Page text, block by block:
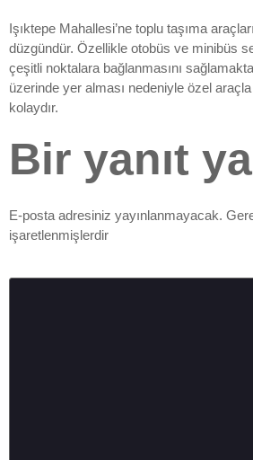
Işıktepe Mahallesi’ne toplu taşıma
düzgündür. Özellikle otobüs ve minibüs
çeşitli noktalara bağlanmasını
üzerinde yer alması nedeniyle özel
kolaydır.
Bir yanıt
E-posta adresiniz yayınlanmayacak.
işaretlenmişlerdir